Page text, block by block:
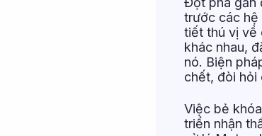
trước các hệ
tiết thú vị về
khác nhau,
nó. Biện
chết, đòi hỏi
Việc bẻ
triển nhận